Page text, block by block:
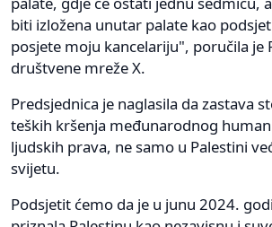
biti izložena unutar palate kao
posjete moju kancelariju", poručila je
društvene mreže X.
Predsjednica je naglasila da zastava
teških kršenja međunarodnog
ljudskih prava, ne samo u Palestini
svijetu.
Podsjetit ćemo da je u junu 2024.